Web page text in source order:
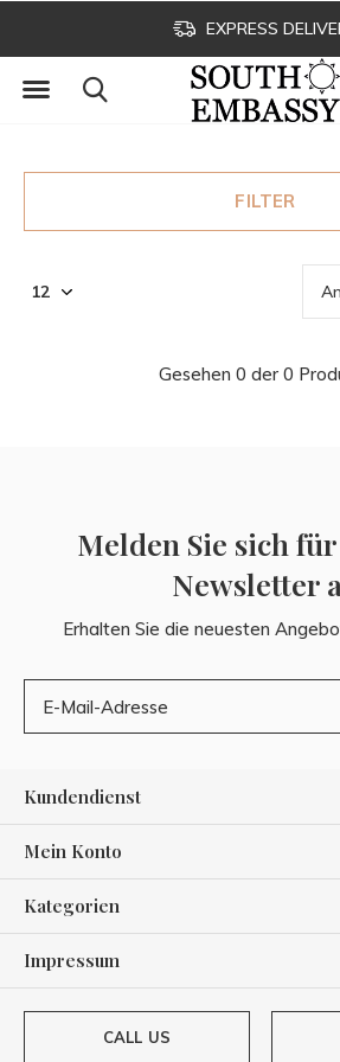
EXPRESS
FILTER
Gesehen 0 der 0
Melden Sie sich
Newsletter
Erhalten Sie die neuesten
Kundendienst
Mein Konto
Kategorien
Impressum
CALL US